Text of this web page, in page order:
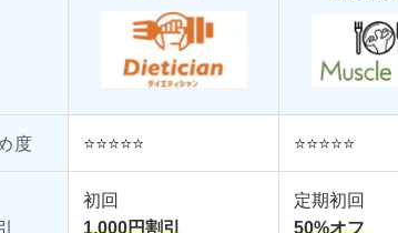
度 ⭐️⭐️⭐️⭐️⭐️ ⭐️⭐️⭐️⭐️⭐️
初回
1,000円割引
定期初回
50%オフ